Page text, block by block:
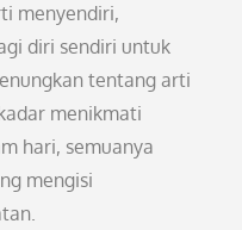
menyendiri,
diri sendiri untuk
tentang arti
menikmati
hari, semuanya
mengisi